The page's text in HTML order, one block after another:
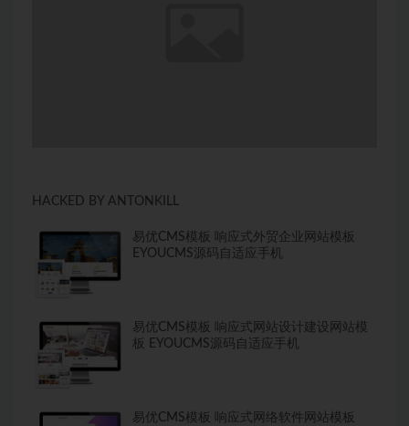
HACKED BY ANTONKILL
易优CMS模板 响应式外贸企业网站模板
EYOUCMS源码自适应手机
易优CMS模板 响应式网站设计建设网站模
板 EYOUCMS源码自适应手机
易优CMS模板 响应式网络软件网站模板